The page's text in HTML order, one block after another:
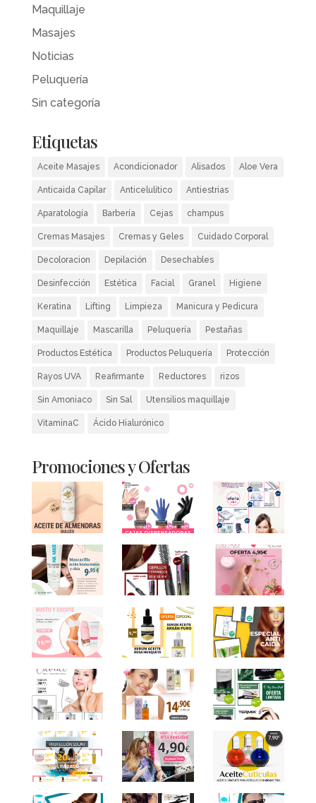
Maquillaje
Masajes
Noticias
Peluquería
Sin categoría
Etiquetas
Aceite Masajes Acondicionador Alisados Aloe Vera
Anticaida Capilar Anticelulítico Antiestrias
Aparatología Barbería Cejas champus
Cremas Masajes Cremas y Geles Cuidado Corporal
Decoloracion Depilación Desechables
Desinfección Estética Facial Granel Higiene
Keratina Lifting Limpieza Manicura y Pedicura
Maquillaje Mascarilla Peluquería Pestañas
Productos Estética Productos Peluquería Protección
Rayos UVA Reafirmante Reductores rizos
Sin Amoniaco Sin Sal Utensilios maquillaje
VitaminaC Ácido Hialurónico
Promociones y Ofertas